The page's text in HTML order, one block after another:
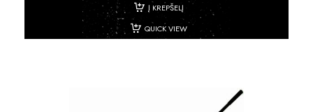
Į KREPŠELĮ
QUICK VIEW